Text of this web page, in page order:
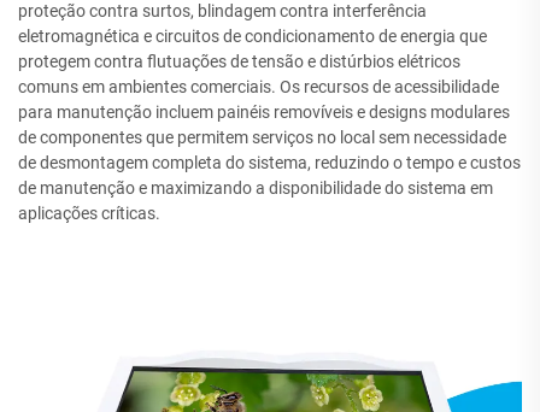
proteção contra surtos, blindagem contra interferência
eletromagnética e circuitos de condicionamento de energia que
protegem contra flutuações de tensão e distúrbios elétricos
comuns em ambientes comerciais. Os recursos de acessibilidade
para manutenção incluem painéis removíveis e designs modulares
de componentes que permitem serviços no local sem necessidade
de desmontagem completa do sistema, reduzindo o tempo e custos
de manutenção e maximizando a disponibilidade do sistema em
aplicações críticas.